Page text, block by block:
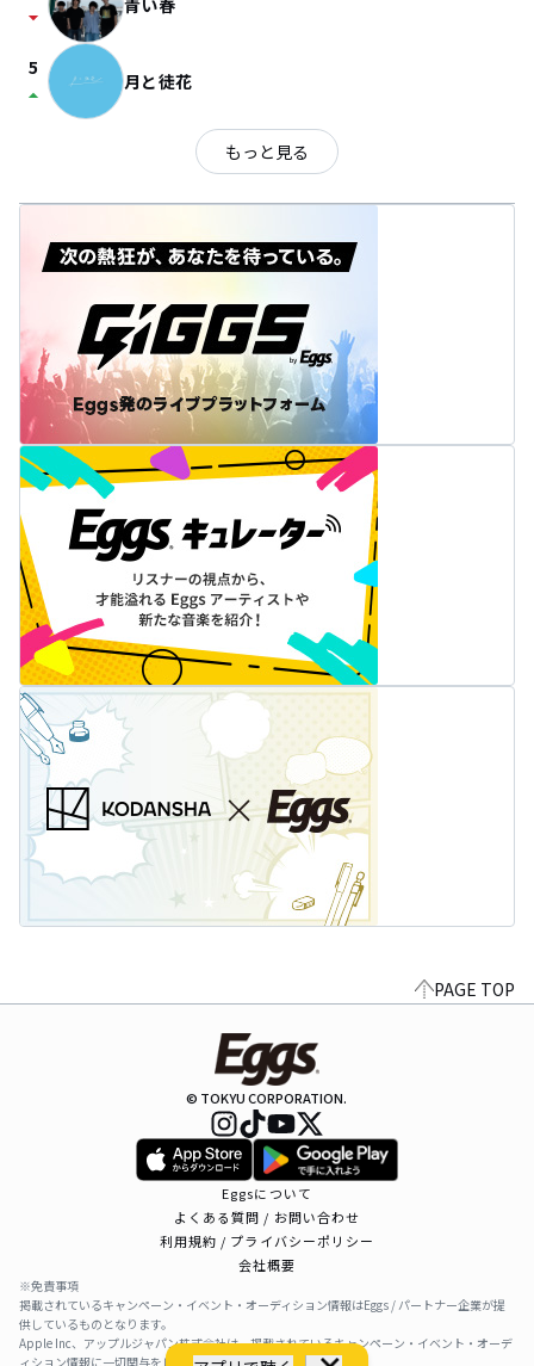
arrow_drop_down 青い春
5
arrow_drop_up 月と徒花
もっと見る
PAGE TOP
© TOKYU CORPORATION.
Eggsについて
よくある質問 / お問い合わせ
利用規約 / プライバシーポリシー
会社概要
※免責事項
掲載されているキャンペーン・イベント・オーディション情報はEggs / パートナー企業が提
供しているものとなります。
Apple Inc、アップルジャパン株式会社は、掲載されているキャンペーン・イベント・オーデ
ィション情報に一切関与をしておりません。